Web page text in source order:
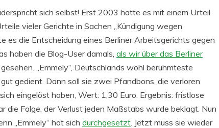
sich selbst! Erst 2003 hatte es mit einem Urteil
vieler Gerichte in Sachen „Kündigung wegen
es die Entscheidung eines Berliner Arbeitsgerichts gegen
haben die Blog-User damals, als wir über das Berliner
„Emmely“, Deutschlands wohl berühmteste
gedient. Dann soll sie zwei Pfandbons, die verloren
eingelöst haben, Wert: 1,30 Euro. Ergebnis: fristlose
die Folge, der Verlust jeden Maßstabs wurde beklagt. Nun
„Emmely“ hat sich durchgesetzt. Jetzt muss sie wieder